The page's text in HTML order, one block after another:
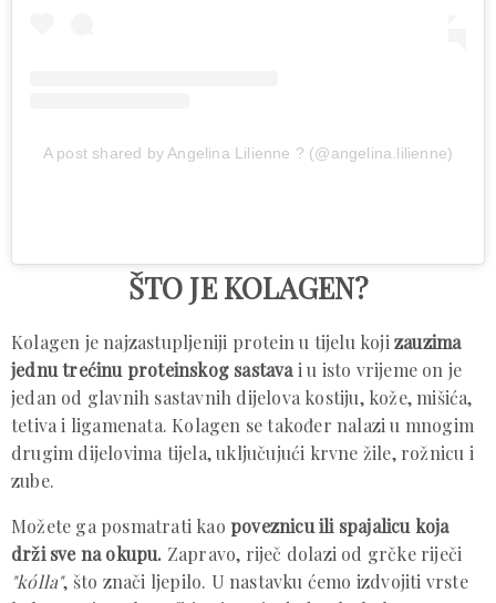
A post shared by Angelina Lilienne ? (@angelina.lilienne)
ŠTO JE KOLAGEN?
Kolagen je najzastupljeniji protein u tijelu koji zauzima
jednu trećinu proteinskog sastavai u isto vrijeme on je
jedan od glavnih sastavnih dijelova kostiju, kože, mišića,
tetiva i ligamenata. Kolagen se također nalazi u mnogim
drugim dijelovima tijela, uključujući krvne žile, rožnicu i
zube.
Možete ga posmatrati kao poveznicu ili spajalicu koja
drži sve na okupu. Zapravo, riječ dolazi od grčke riječi
"kólla", što znači ljepilo. U nastavku ćemo izdvojiti vrste